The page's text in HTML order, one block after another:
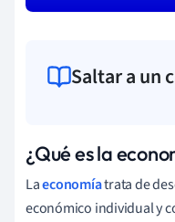
Saltar a un
¿Qué es la
Laeconomíatrata de
económico individual y